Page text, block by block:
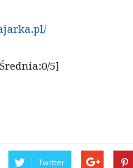
5]
Twitter